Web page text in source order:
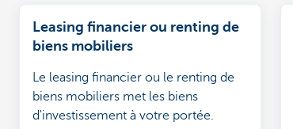
Leasing financier ou renting de
biens mobiliers
Le leasing financier ou le renting de
biens mobiliers met les biens
d'investissement à votre portée.